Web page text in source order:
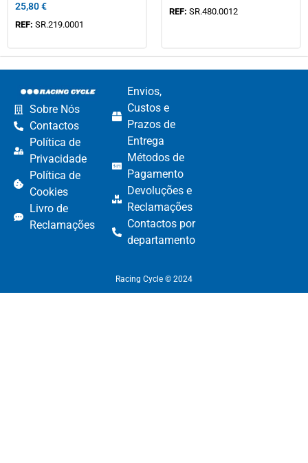
25,80€
REF: SR.219.0001
REF: SR.480.0012
Sobre Nós
Contactos
Política de
Privacidade
Política de
Cookies
Livro de
Reclamações
Envios,
Custos e
Prazos de
Entrega
Métodos de
Pagamento​
Devoluções e
Reclamações​
Contactos por
departamento​
Racing Cycle © 2024